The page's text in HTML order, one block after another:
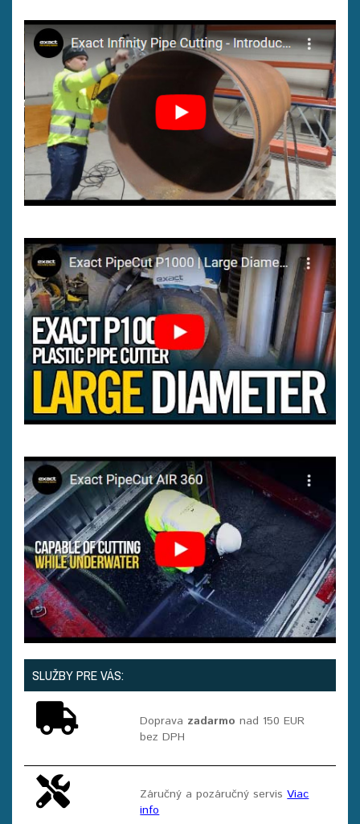
SLUŽBY PRE VÁS:
Doprava zadarmo nad 150 EUR
bez DPH
Záručný a pozáručný servisViac
info